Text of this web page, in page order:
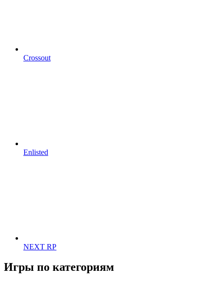
Crossout
Enlisted
NEXT RP
Игры по категориям